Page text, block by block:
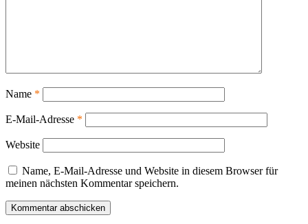
Name *
E-Mail-Adresse *
Website
Name, E-Mail-Adresse und Website in diesem Browser für
meinen nächsten Kommentar speichern.